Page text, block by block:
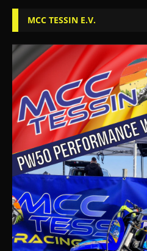
MCC TESSIN E.V.